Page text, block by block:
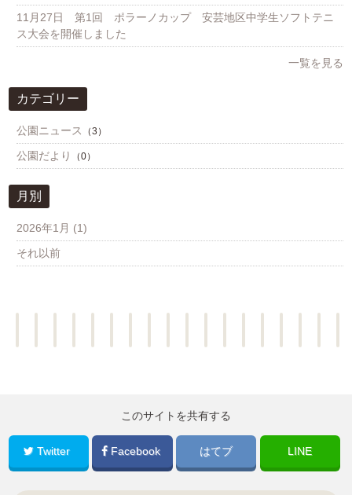
11月27日 第1回 ポラーノカップ 安芸地区中学生ソフトテニ
ス大会を開催しました
一覧を見る
カテゴリー
公園ニュース （3）
公園だより （0）
月別
2026年1月 (1)
それ以前
このサイトを共有する
Twitter Facebook はてブ LINE